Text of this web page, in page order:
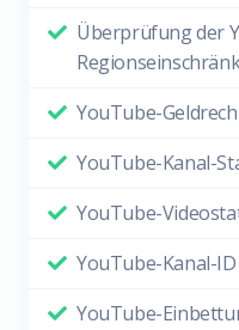
Überprüfung der
YouTube-
YouTube-Kanal-
YouTube-
YouTube-Kanal-ID
YouTube-